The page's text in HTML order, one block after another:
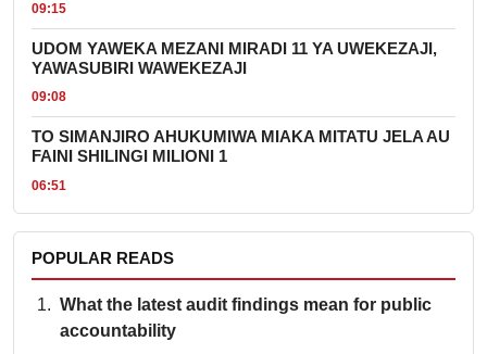
09:15
UDOM YAWEKA MEZANI MIRADI 11 YA UWEKEZAJI,
YAWASUBIRI WAWEKEZAJI
09:08
TO SIMANJIRO AHUKUMIWA MIAKA MITATU JELA AU
FAINI SHILINGI MILIONI 1
06:51
POPULAR READS
What the latest audit findings mean for public
accountability